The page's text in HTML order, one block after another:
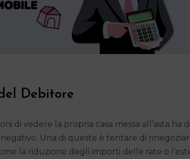
Debitore
di vedere la propria casa messa all’asta ha
negativo. Una di queste è tentare di
la riduzione degli importi delle rate o